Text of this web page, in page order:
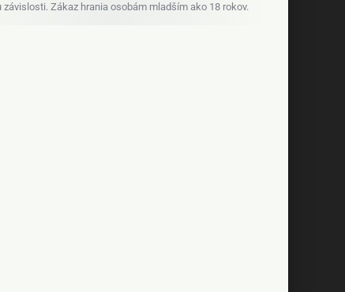
závislosti. Zákaz hrania osobám mladším ako 18 rokov.